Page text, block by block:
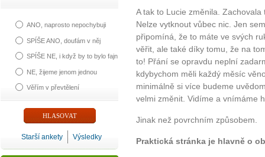
ANO, naprosto nepochybuji
SPÍŠE ANO, doufám v něj
SPÍŠE NE, i když by to bylo fajn
NE, žijeme jenom jednou
Věřím v převtělení
Starší ankety Výsledky
A tak to Lucie změnila.
Nelze vytknout vůbec nic. Jen
připomíná, že to máte ve svých
věřit, ale také díky tomu, že na
to! Přání se opravdu neplní
kdybychom měli každý měsíc
minimálně si více budeme
velmi změnit. Vidíme a vnímáme
Jinak než povrchním způsobem.
Praktická stránka je hlavně o